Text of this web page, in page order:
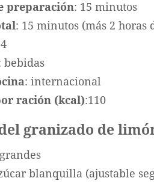
preparación: 15 minutos
: 15 minutos (más 2 horas
bebidas
: internacional
ración (kcal):110
granizado de
blanquilla (ajustable